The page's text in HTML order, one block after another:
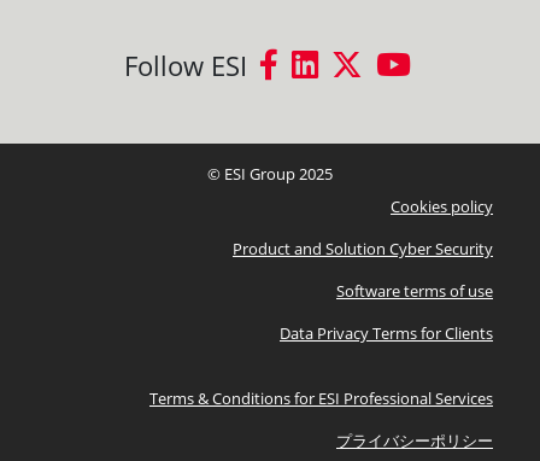
Follow ESI
© ESI Group 2025
Cookies policy
Product and Solution Cyber Security
Software terms of use
Data Privacy Terms for Clients
Terms & Conditions for ESI Professional Services
プライバシーポリシー